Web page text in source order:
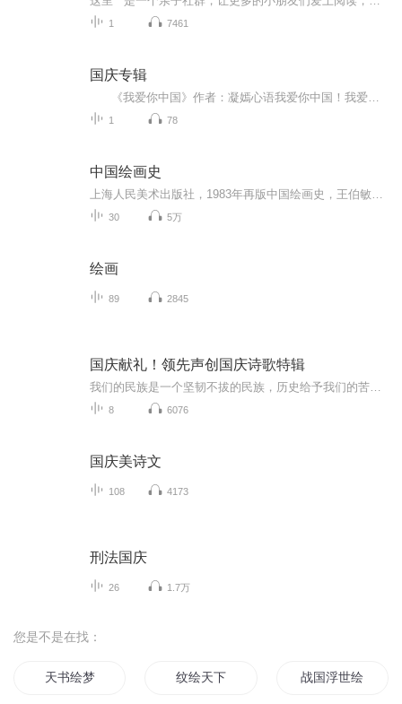
1 7461
国庆专辑
1 78
中国绘画史
30 5万
绘画
89 2845
国庆献礼！领先声创国庆诗歌特辑
8 6076
国庆美诗文
108 4173
刑法国庆
26 1.7万
您是不是在找：
天书绘梦 纹绘天下 战国浮世绘